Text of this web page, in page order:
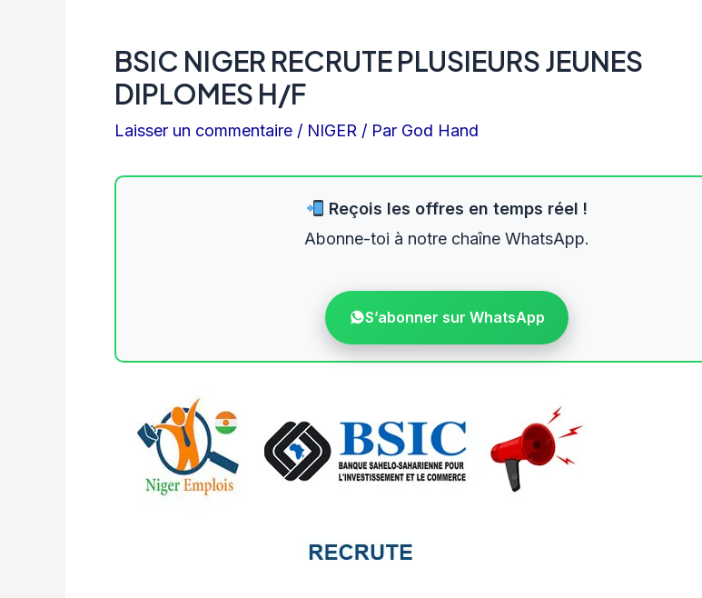
BSIC NIGER RECRUTE PLUSIEURS JEUNES
DIPLOMES H/F
Laisser un commentaire / NIGER / Par God Hand
Reçois les offres en temps réel !
Abonne-toi à notre chaîne WhatsApp.
S’abonner sur WhatsApp